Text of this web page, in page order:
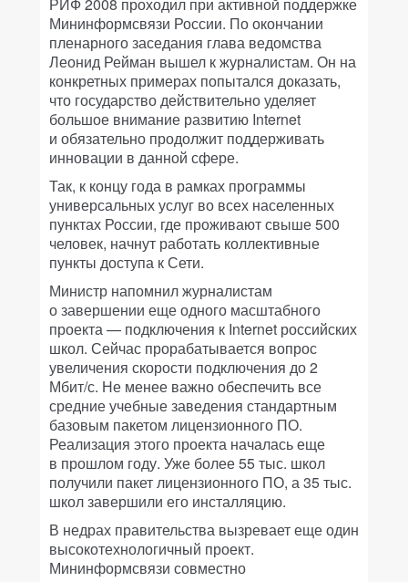
Мининформсвязи России. По окончании
пленарного заседания глава ведомства
Леонид Рейман вышел к журналистам. Он на
конкретных примерах попытался доказать,
что государство действительно уделяет
большое внимание развитию Internet
и обязательно продолжит поддерживать
инновации в данной сфере.
Так, к концу года в рамках программы
универсальных услуг во всех населенных
пунктах России, где проживают свыше 500
человек, начнут работать коллективные
пункты доступа к Сети.
Министр напомнил журналистам
о завершении еще одного масштабного
проекта — подключения к Internet российских
школ. Сейчас прорабатывается вопрос
увеличения скорости подключения до 2
Мбит/с. Не менее важно обеспечить все
средние учебные заведения стандартным
базовым пакетом лицензионного ПО.
Реализация этого проекта началась еще
в прошлом году. Уже более 55 тыс. школ
получили пакет лицензионного ПО, а 35 тыс.
школ завершили его инсталляцию.
В недрах правительства вызревает еще один
высокотехнологичный проект.
Мининформсвязи совместно